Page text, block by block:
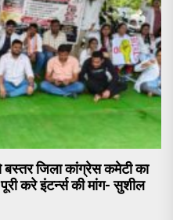
बस्तर जिला कांग्रेस कमेटी का
करे इंटर्न्स की मांग- सुशील